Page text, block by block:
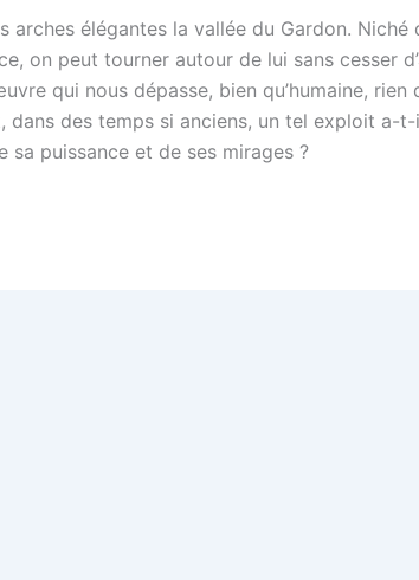
arches élégantes la vallée du Gardon. Niché
on peut tourner autour de lui sans cesser
qui nous dépasse, bien qu’humaine, rien
dans des temps si anciens, un tel exploit a-
sa puissance et de ses mirages ?